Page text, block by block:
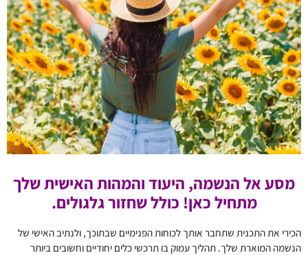
מסע אל הנשמה, היעוד והמהות האישית שלך
מתחיל כאן! כולל שחזור גלגולים.
הכירי את התכנית שתחבר אותך לכוחות הפנימיים שבתוכך, ולנתיב האישי של
הנשמה המוארת שלך. תהליך עמוק בו תרכשי כלים יחודיים וחשובים ביותר